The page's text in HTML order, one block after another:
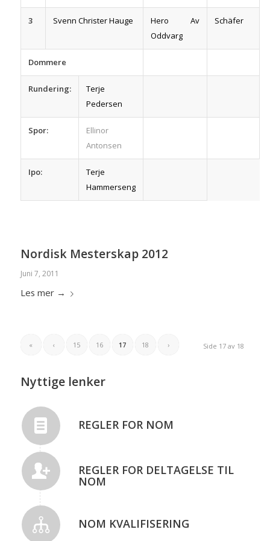
3 Svenn Christer Hauge
Hero Av
Oddvarg
Schäfer
Dommere
Rundering:
Terje
Pedersen
Spor:
Ellinor
Antonsen
Ipo:
Terje
Hammerseng
Nordisk Mesterskap 2012
Juni 7, 2011
Les mer→
Side 17 av 18
« ‹ 15 16 17 18 ›
Nyttige lenker
REGLER FOR NOM
REGLER FOR DELTAGELSE TIL
NOM
NOM KVALIFISERING